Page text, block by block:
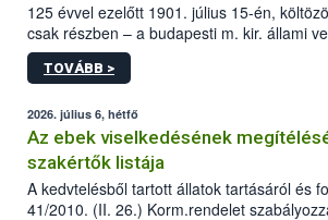
125 évvel ezelőtt 1901. július 15-én,
csak részben – a budapesti m. kir. állami
állomás a Kis Rókus utca 15. szám alatti,
tervezett új épületébe.
TOVÁBB >
2026. július 6, hétfő
Az ebek viselkedésének
szakértők listája
A kedvtelésből tartott állatok tartásáról és
41/2010. (II. 26.) Korm.rendelet